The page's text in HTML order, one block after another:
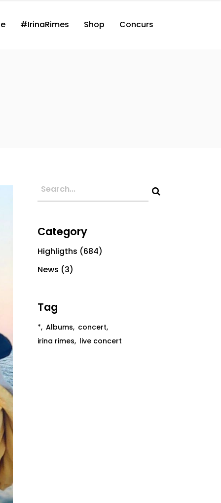
#IrinaRimes Shop Concurs
Category
Highligths (684)
News (3)
Tag
* Albums concert
irina rimes live concert